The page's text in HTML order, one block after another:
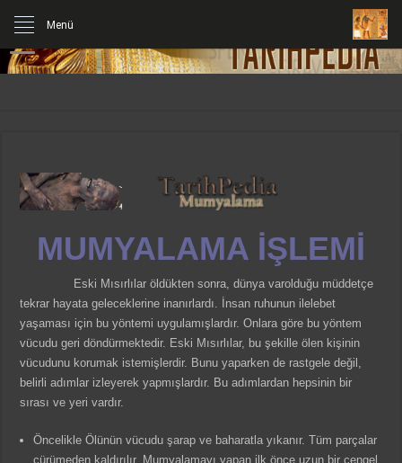
MUMYALAMA İŞLEMİ
Eski Mısırlılar öldükten sonra, dünya varolduğu müddetçe
tekrar hayata geleceklerine inanırlardı. İnsan ruhunun ilelebet
yaşaması için bu yöntemi uygulamışlardır. Onlara göre bu yöntem
vücudu geri döndürmektedir. Eski Mısırlılar, bu şekille ölen kişinin
vücudunu korumak istemişlerdir. Bunu yaparken de rastgele değil,
belirli adımlar izleyerek yapmışlardır. Bu adımlardan hepsinin bir
sırası ve yeri vardır.
Öncelikle Ölünün vücudu şarap ve baharatla yıkanır. Tüm parçalar
çürümeden kaldırılır. Mumyalamayı yapan ilk önce uzun bir çengel
Menü